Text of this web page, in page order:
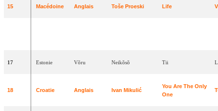
15 Macédoine Anglais Toše Proeski Life
17 Estonie Võru Neikõsõ Tii
18 Croatie Anglais Ivan Mikulić
You Are The Only
One